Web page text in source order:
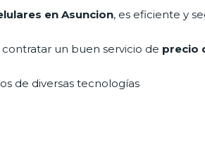
en Asuncion, es eficiente y
un buen servicio de precio
de diversas tecnologías